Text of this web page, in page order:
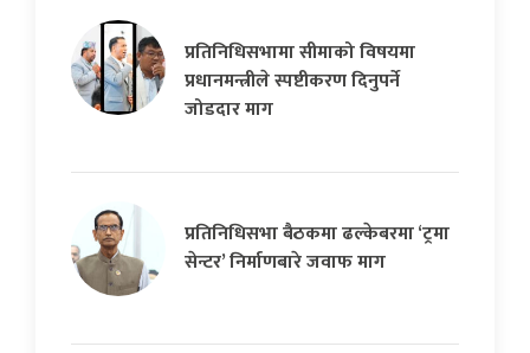
प्रतिनिधिसभामा सीमाको विषयमा
प्रधानमन्त्रीले स्पष्टीकरण दिनुपर्ने
जोडदार माग
प्रतिनिधिसभा बैठकमा ढल्केबरमा ‘ट्रमा
सेन्टर’ निर्माणबारे जवाफ माग